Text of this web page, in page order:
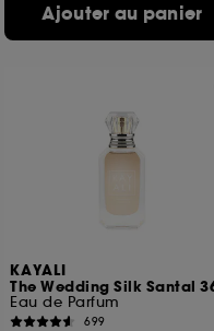
Ajouter au panier
KAYALI
The Wedding Silk Santal
Eau de Parfum
699